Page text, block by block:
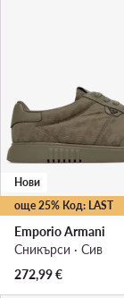
още 25% Код: LAST
Нови
Emporio Armani
Сникърси · Сив
272,99€